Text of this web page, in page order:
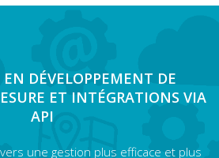
EN DÉVELOPPEMENT DE
ET INTÉGRATIONS VIA
API
une gestion plus efficace et plus